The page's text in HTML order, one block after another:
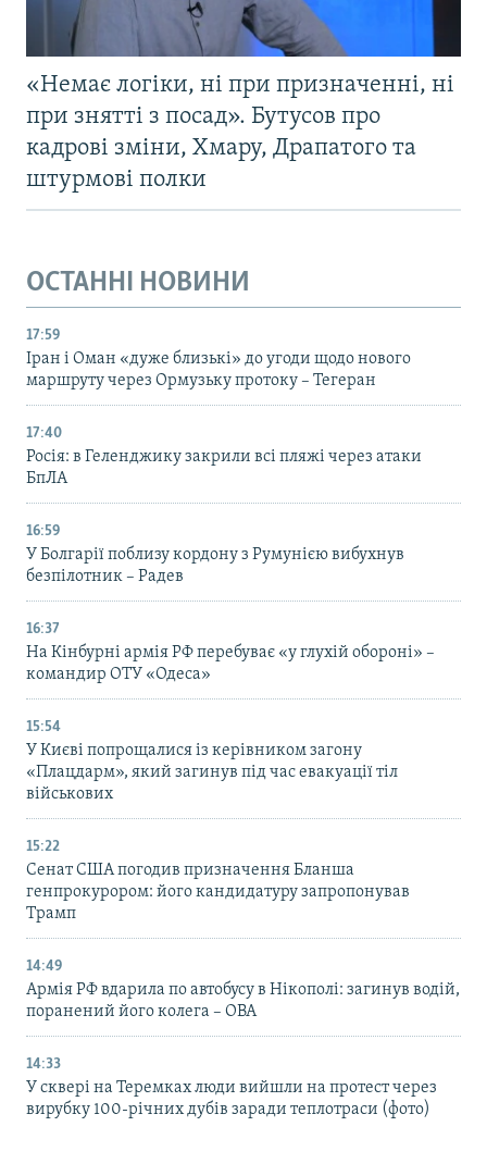
«Немає логіки, ні при призначенні, ні
при знятті з посад». Бутусов про
кадрові зміни, Хмару, Драпатого та
штурмові полки
ОСТАННІ НОВИНИ
17:59
Іран і Оман «дуже близькі» до угоди щодо нового
маршруту через Ормузьку протоку – Тегеран
17:40
Росія: в Геленджику закрили всі пляжі через атаки
БпЛА
16:59
У Болгарії поблизу кордону з Румунією вибухнув
безпілотник – Радев
16:37
На Кінбурні армія РФ перебуває «у глухій обороні» –
командир ОТУ «Одеса»
15:54
У Києві попрощалися із керівником загону
«Плацдарм», який загинув під час евакуації тіл
військових
15:22
Сенат США погодив призначення Бланша
генпрокурором: його кандидатуру запропонував
Трамп
14:49
Армія РФ вдарила по автобусу в Нікополі: загинув водій,
поранений його колега – ОВА
14:33
У сквері на Теремках люди вийшли на протест через
вирубку 100-річних дубів заради теплотраси (фото)